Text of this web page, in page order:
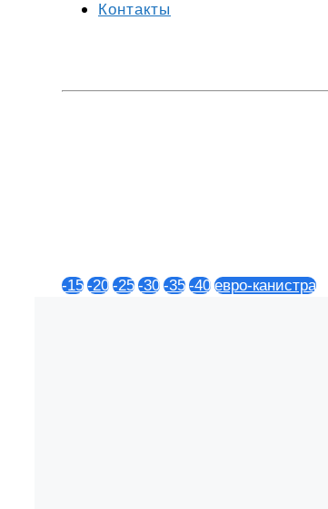
Контакты
-15 -20 -25 -30 -35 -40 евро-канистра